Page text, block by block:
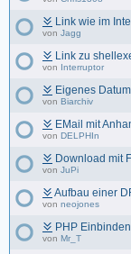
Link wie im
von Jagg
Link zu
von Interruptor
Eigenes
von Biarchiv
EMail mit
von DELPHIn
Download mit
von JuPi
Aufbau einer
von neojones
PHP
von Mr_T